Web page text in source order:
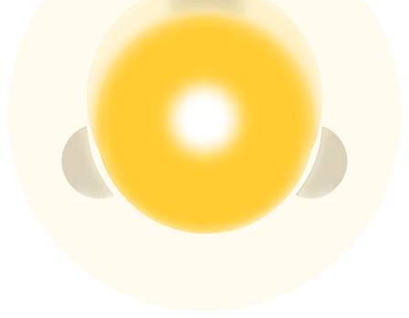
Precious Metals Trading Carnival
Trade Gold & Silver · 33,333 USDT Bonus
USDT New User Exclusive 10% APR
USDT Flexible Staking | Daily Rewards